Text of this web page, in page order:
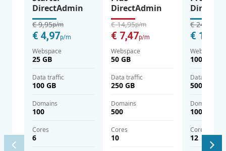
DirectAdmin
€ 9,95p/m
€ 4,97p/m
Webspace
25 GB
Data traffic
100 GB
domains
100
cores
6
DirectAdmin
€ 14,95p/m
€ 7,47p/m
Webspace
50 GB
Data traffic
250 GB
domains
500
cores
10
€ 24,95
€ 12,47
Webspace
100 GB
Data traffic
500 GB
domains
1000
cores
12